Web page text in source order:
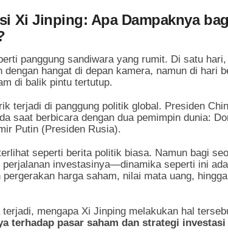
Xi Jinping: Apa Dampaknya
panggung sandiwara yang rumit. Di satu
hangat di depan kamera, namun di hari
di balik pintu tertutup.
terjadi di panggung politik global. Presiden
saat berbicara dengan dua pemimpin dunia:
Putin (Presiden Rusia).
seperti berita politik biasa. Namun bagi
investasinya—dinamika seperti ini
harga saham, nilai mata uang,
mengapa Xi Jinping melakukan hal
terhadap pasar saham dan strategi investasi